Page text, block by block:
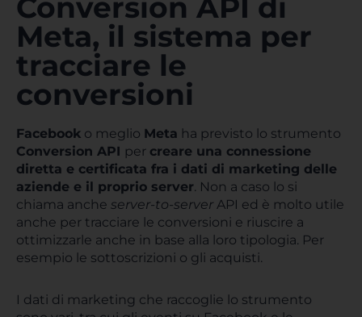
Conversion API di
Meta, il sistema per
tracciare le
conversioni
Facebook o meglio Meta ha previsto lo strumento
Conversion API per creare una connessione
diretta e certificata fra i dati di marketing delle
aziende e il proprio server. Non a caso lo si
chiama anche server-to-server API ed è molto utile
anche per tracciare le conversioni e riuscire a
ottimizzarle anche in base alla loro tipologia. Per
esempio le sottoscrizioni o gli acquisti.
I dati di marketing che raccoglie lo strumento